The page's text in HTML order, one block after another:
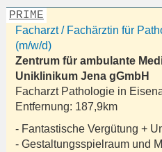
PRIME
Facharzt / Fachärztin für
(m/w/d)
Zentrum für ambulante
Uniklinikum Jena gGmbH
Facharzt Pathologie in
Entfernung: 187,9km
- Fantastische Vergütung +
- Gestaltungsspielraum und